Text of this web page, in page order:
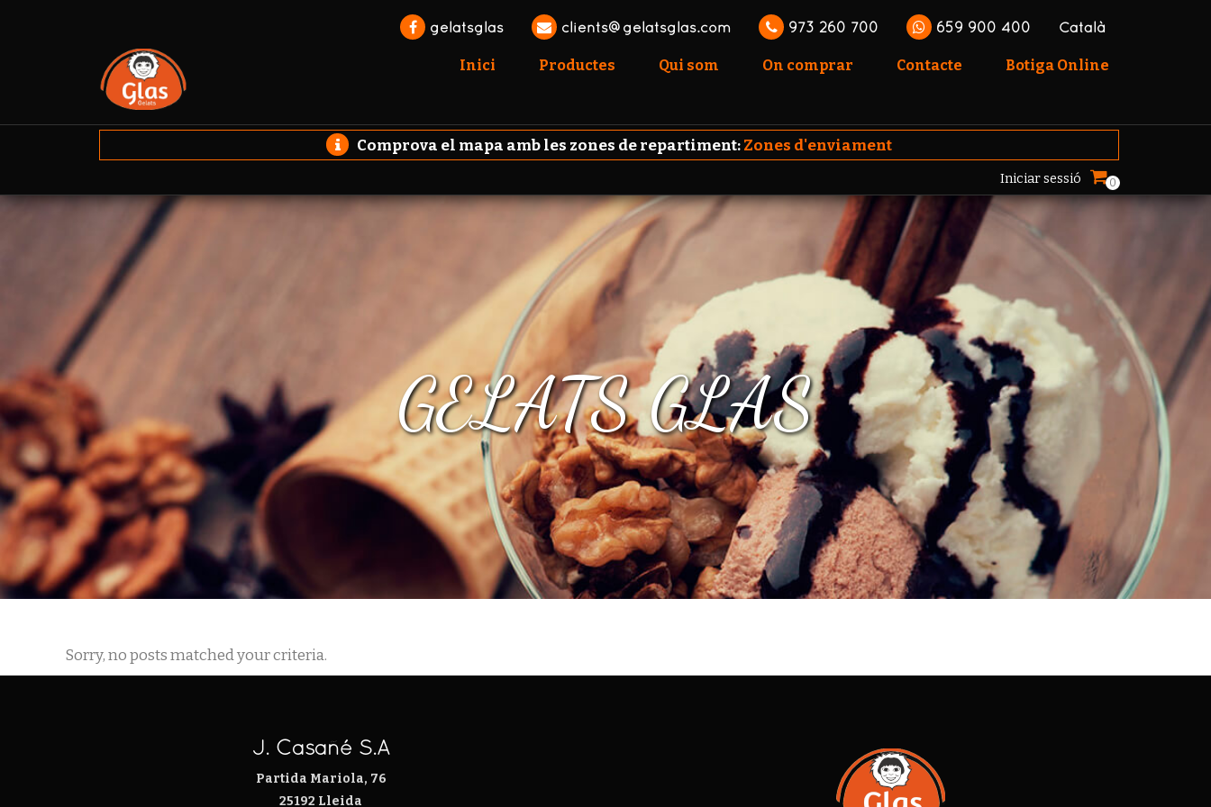
gelatsglas clients@gelatsglas.com 973 260 700 659 900 400 Català
Inici Productes Qui som On comprar Contacte Botiga Online
Comprova el mapa amb les zones de repartiment:Zones d'enviament
Iniciar sessió 0
GELATS GLAS
Sorry, no posts matched your criteria.
J. Casañé S.A
Partida Mariola, 76
25192 Lleida